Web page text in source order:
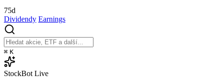
75d
Dividendy Earnings
⌘ K
StockBot Live